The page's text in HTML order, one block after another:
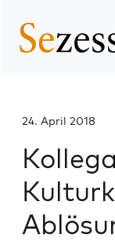
24. April 2018